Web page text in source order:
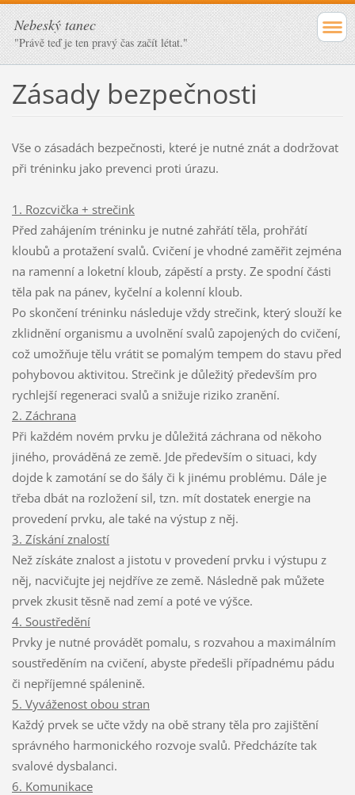
Nebeský tanec
"Právě teď je ten pravý čas začít létat."
Zásady bezpečnosti
Vše o zásadách bezpečnosti, které je nutné znát a dodržovat
při tréninku jako prevenci proti úrazu.
1. Rozcvička + strečink
Před zahájením tréninku je nutné zahřátí těla, prohřátí
kloubů a protažení svalů. Cvičení je vhodné zaměřit zejména
na ramenní a loketní kloub, zápěstí a prsty. Ze spodní části
těla pak na pánev, kyčelní a kolenní kloub.
Po skončení tréninku následuje vždy strečink, který slouží ke
zklidnění organismu a uvolnění svalů zapojených do cvičení,
což umožňuje tělu vrátit se pomalým tempem do stavu před
pohybovou aktivitou. Strečink je důležitý především pro
rychlejší regeneraci svalů a snižuje riziko zranění.
2. Záchrana
Při každém novém prvku je důležitá záchrana od někoho
jiného, prováděná ze země. Jde především o situaci, kdy
dojde k zamotání se do šály či k jinému problému. Dále je
třeba dbát na rozložení sil, tzn. mít dostatek energie na
provedení prvku, ale také na výstup z něj.
3. Získání znalostí
Než získáte znalost a jistotu v provedení prvku i výstupu z
něj, nacvičujte jej nejdříve ze země. Následně pak můžete
prvek zkusit těsně nad zemí a poté ve výšce.
4. Soustředění
Prvky je nutné provádět pomalu, s rozvahou a maximálním
soustředěním na cvičení, abyste předešli případnému pádu
či nepříjemné spálenině.
5. Vyváženost obou stran
Každý prvek se učte vždy na obě strany těla pro zajištění
správného harmonického rozvoje svalů. Předcházíte tak
svalové dysbalanci.
6. Komunikace